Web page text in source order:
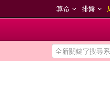
算命 排盤